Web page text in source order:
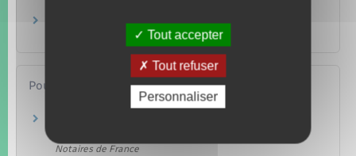
Préparer sa succession : donation
Famille – Scolarité
Pour en savoir plus
Notaires de France
Tout accepter
Tout refuser
Personnaliser